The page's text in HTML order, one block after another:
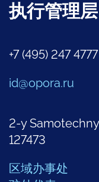
执行管理层
+7 (495) 247 4777
id@opora.ru
2-y
127473
区域办事处